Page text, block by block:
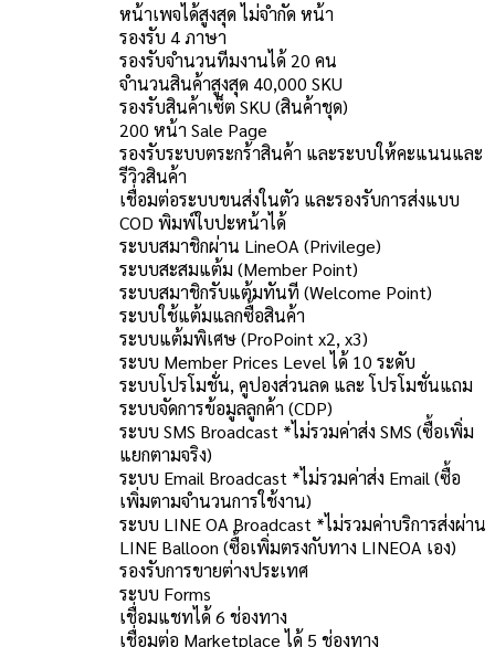
หน้าเพจได้สูงสุด ไม่จำกัด หน้า
รองรับ 4 ภาษา
รองรับจำนวนทีมงานได้ 20 คน
จำนวนสินค้าสูงสุด 40,000 SKU
รองรับสินค้าเซ็ต SKU (สินค้าชุด)
200 หน้า Sale Page
รองรับระบบตระกร้าสินค้า และระบบให้คะแนนและ
รีวิวสินค้า
เชื่อมต่อระบบขนส่งในตัว และรองรับการส่งแบบ
COD พิมพ์ใบปะหน้าได้
ระบบสมาชิกผ่าน LineOA (Privilege)
ระบบสะสมแต้ม (Member Point)
ระบบสมาชิกรับแต้มทันที (Welcome Point)
ระบบใช้แต้มแลกซื้อสินค้า
ระบบแต้มพิเศษ (ProPoint x2, x3)
ระบบ Member Prices Level ได้ 10 ระดับ
ระบบโปรโมชั่น, คูปองส่วนลด และ โปรโมชั่นแถม
ระบบจัดการข้อมูลลูกค้า (CDP)
ระบบ SMS Broadcast *ไม่รวมค่าส่ง SMS (ซื้อเพิ่ม
แยกตามจริง)
ระบบ Email Broadcast *ไม่รวมค่าส่ง Email (ซื้อ
เพิ่มตามจำนวนการใช้งาน)
ระบบ LINE OA Broadcast *ไม่รวมค่าบริการส่งผ่าน
LINE Balloon (ซื้อเพิ่มตรงกับทาง LINEOA เอง)
รองรับการขายต่างประเทศ
ระบบ Forms
เชื่อมแชทได้ 6 ช่องทาง
เชื่อมต่อ Marketplace ได้ 5 ช่องทาง